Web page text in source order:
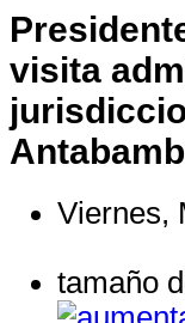
visita
Viernes,
tamaño